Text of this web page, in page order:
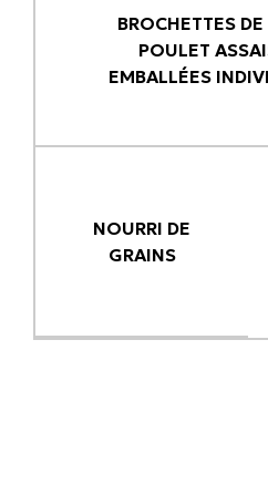
BROCHETTES
POULET
EMBALLÉES
NOURRI DE
GRAINS